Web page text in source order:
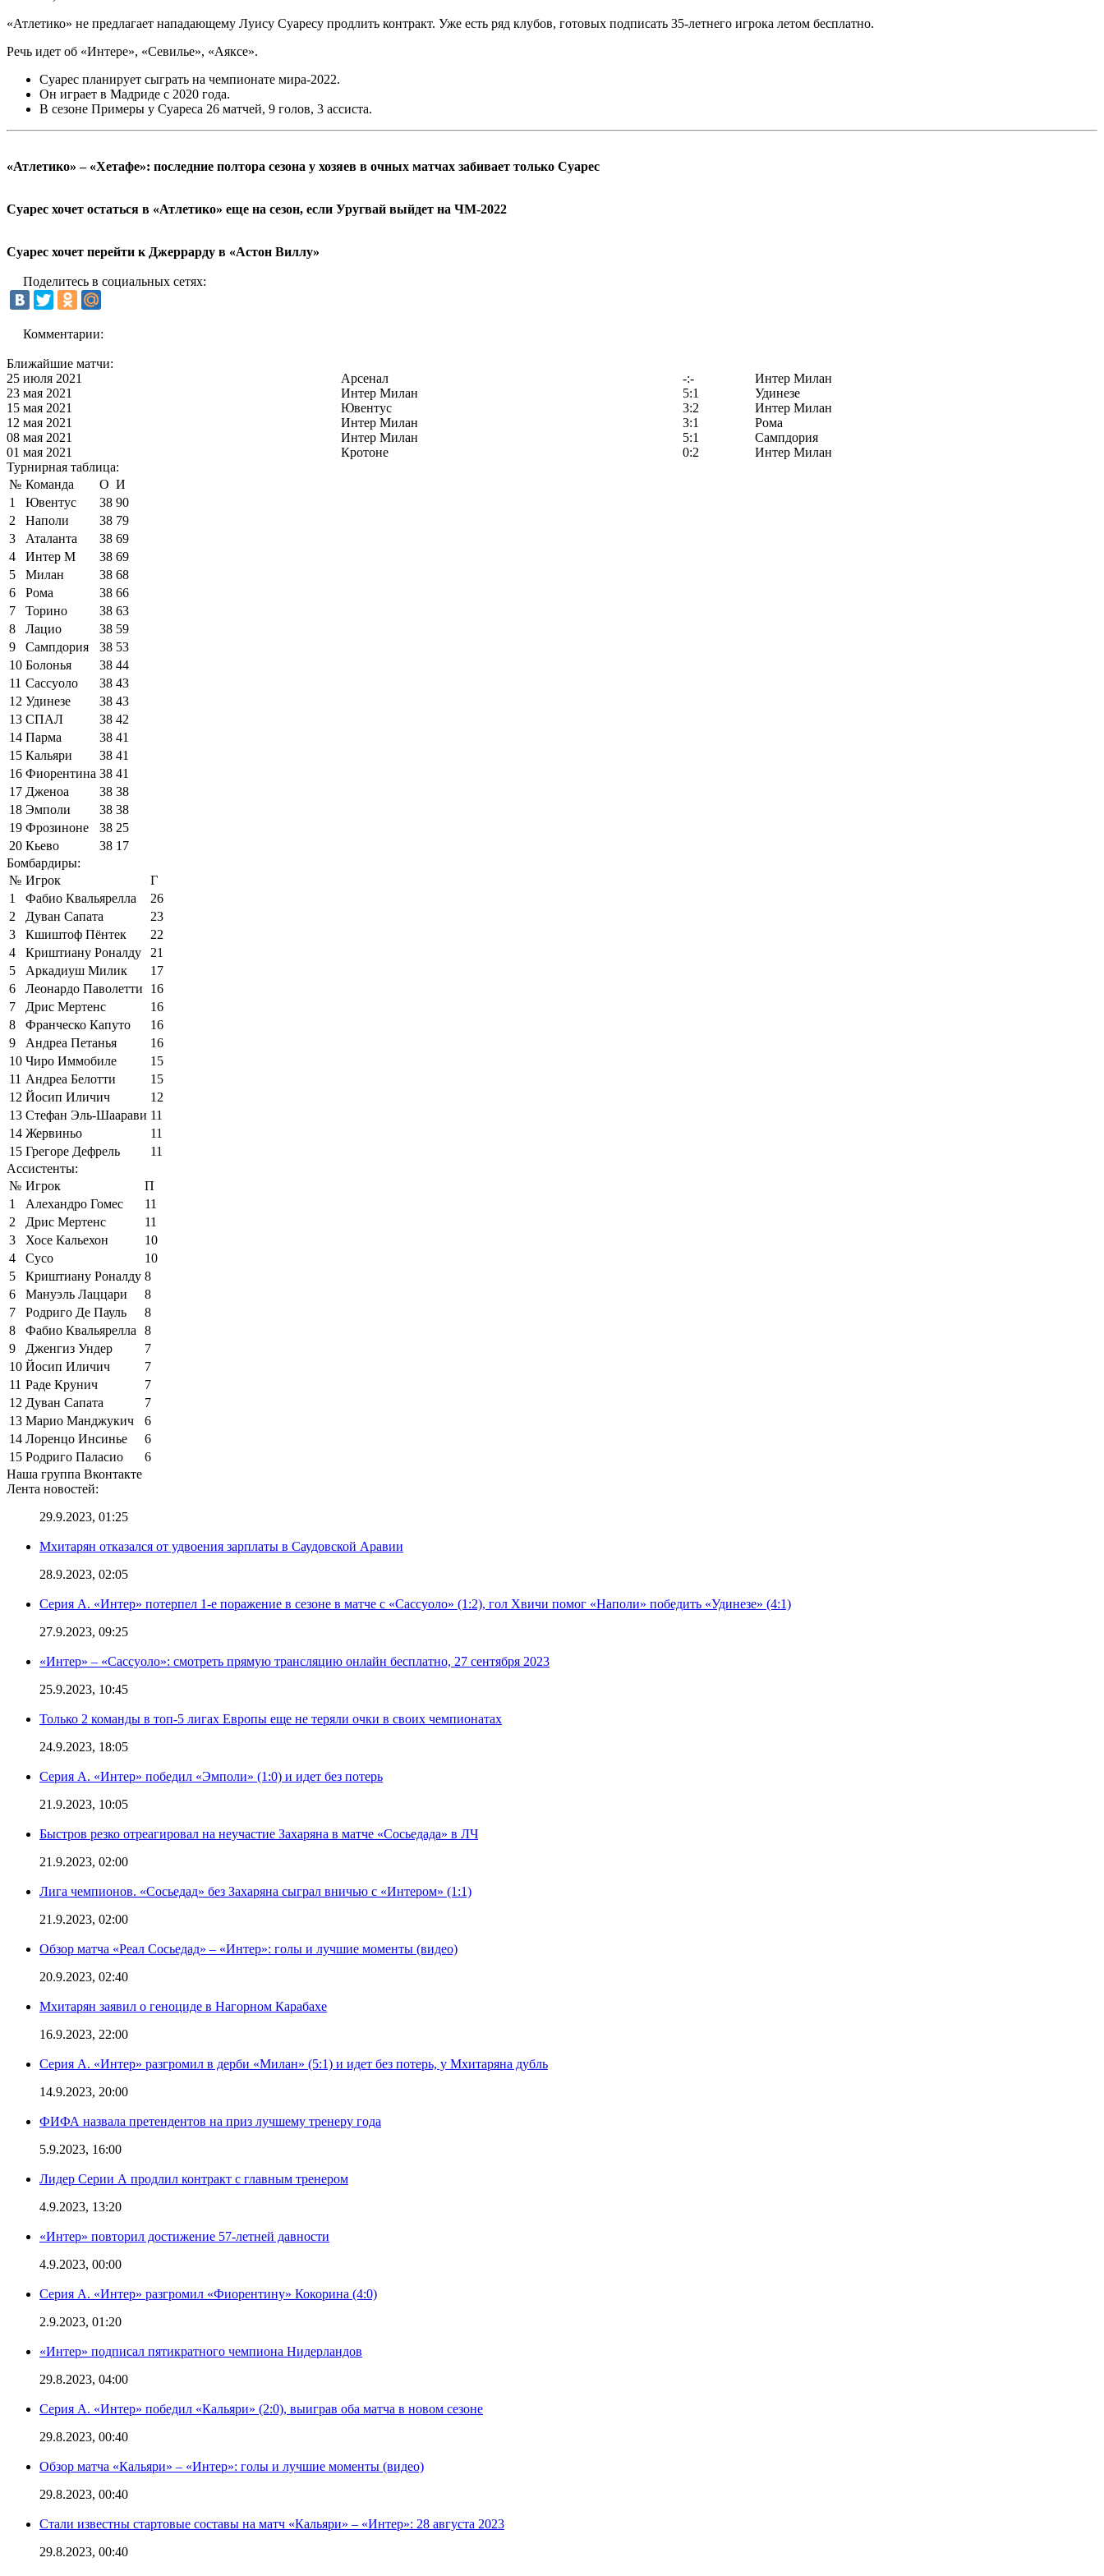
«Атлетико» не предлагает нападающему Луису Суаресу продлить контракт. Уже есть ряд клубов, готовых подписать 35-летнего игрока летом бесплатно.
Речь идет об «Интере», «Севилье», «Аяксе».
Суарес планирует сыграть на чемпионате мира-2022.
Он играет в Мадриде с 2020 года.
В сезоне Примеры у Суареса 26 матчей, 9 голов, 3 ассиста.
«Атлетико» – «Хетафе»: последние полтора сезона у хозяев в очных матчах забивает только Суарес
Суарес хочет остаться в «Атлетико» еще на сезон, если Уругвай выйдет на ЧМ-2022
Суарес хочет перейти к Джеррарду в «Астон Виллу»
Поделитесь в социальных сетях:
Комментарии:
Ближайшие матчи:
25 июля 2021
Арсенал -:-
Интер Милан
23 мая 2021
Интер Милан 5:1
Удинезе
15 мая 2021
Ювентус 3:2
Интер Милан
12 мая 2021
Интер Милан 3:1
Рома
08 мая 2021
Интер Милан 5:1
Сампдория
01 мая 2021
Кротоне 0:2
Интер Милан
Турнирная таблица:
№ Команда О И
1
Ювентус 38 90
2
Наполи 38 79
3
Аталанта 38 69
4
Интер М 38 69
5
Милан 38 68
6
Рома 38 66
7
Торино 38 63
8
Лацио 38 59
9
Сампдория 38 53
10 Болонья 38 44
11 Сассуоло 38 43
12 Удинезе 38 43
13 СПАЛ 38 42
14 Парма 38 41
15 Кальяри 38 41
16 Фиорентина 38 41
17 Дженоа 38 38
18 Эмполи 38 38
19 Фрозиноне 38 25
20 Кьево 38 17
Бомбардиры:
№ Игрок
Г
1
Фабио Квальярелла
26
2
Дуван Сапата
23
3
Кшиштоф Пёнтек
22
4
Криштиану Роналду
21
5
Аркадиуш Милик
17
6
Леонардо Паволетти
16
7
Дрис Мертенс
16
8
Франческо Капуто
16
9
Андреа Петанья
16
10 Чиро Иммобиле
15
11 Андреа Белотти
15
12 Йосип Иличич
12
13 Стефан Эль-Шаарави 11
14 Жервиньо
11
15 Грегоре Дефрель
11
Ассистенты:
№ Игрок
П
1
Алехандро Гомес
11
2
Дрис Мертенс
11
3
Хосе Кальехон
10
4
Сусо
10
5
Криштиану Роналду 8
6
Мануэль Лаццари
8
7
Родриго Де Пауль
8
8
Фабио Квальярелла
8
9
Дженгиз Ундер
7
10 Йосип Иличич
7
11 Раде Крунич
7
12 Дуван Сапата
7
13 Марио Манджукич
6
14 Лоренцо Инсинье
6
15 Родриго Паласио
6
Наша группа Вконтакте
Лента новостей:
29.9.2023, 01:25
Мхитарян отказался от удвоения зарплаты в Саудовской Аравии
28.9.2023, 02:05
Серия А. «Интер» потерпел 1-е поражение в сезоне в матче с «Сассуоло» (1:2), гол Хвичи помог «Наполи» победить «Удинезе» (4:1)
27.9.2023, 09:25
«Интер» – «Сассуоло»: смотреть прямую трансляцию онлайн бесплатно, 27 сентября 2023
25.9.2023, 10:45
Только 2 команды в топ-5 лигах Европы еще не теряли очки в своих чемпионатах
24.9.2023, 18:05
Серия А. «Интер» победил «Эмполи» (1:0) и идет без потерь
21.9.2023, 10:05
Быстров резко отреагировал на неучастие Захаряна в матче «Сосьедада» в ЛЧ
21.9.2023, 02:00
Лига чемпионов. «Сосьедад» без Захаряна сыграл вничью с «Интером» (1:1)
21.9.2023, 02:00
Обзор матча «Реал Сосьедад» – «Интер»: голы и лучшие моменты (видео)
20.9.2023, 02:40
Мхитарян заявил о геноциде в Нагорном Карабахе
16.9.2023, 22:00
Серия А. «Интер» разгромил в дерби «Милан» (5:1) и идет без потерь, у Мхитаряна дубль
14.9.2023, 20:00
ФИФА назвала претендентов на приз лучшему тренеру года
5.9.2023, 16:00
Лидер Серии А продлил контракт с главным тренером
4.9.2023, 13:20
«Интер» повторил достижение 57-летней давности
4.9.2023, 00:00
Серия А. «Интер» разгромил «Фиорентину» Кокорина (4:0)
2.9.2023, 01:20
«Интер» подписал пятикратного чемпиона Нидерландов
29.8.2023, 04:00
Серия А. «Интер» победил «Кальяри» (2:0), выиграв оба матча в новом сезоне
29.8.2023, 00:40
Обзор матча «Кальяри» – «Интер»: голы и лучшие моменты (видео)
29.8.2023, 00:40
Стали известны стартовые составы на матч «Кальяри» – «Интер»: 28 августа 2023
29.8.2023, 00:40